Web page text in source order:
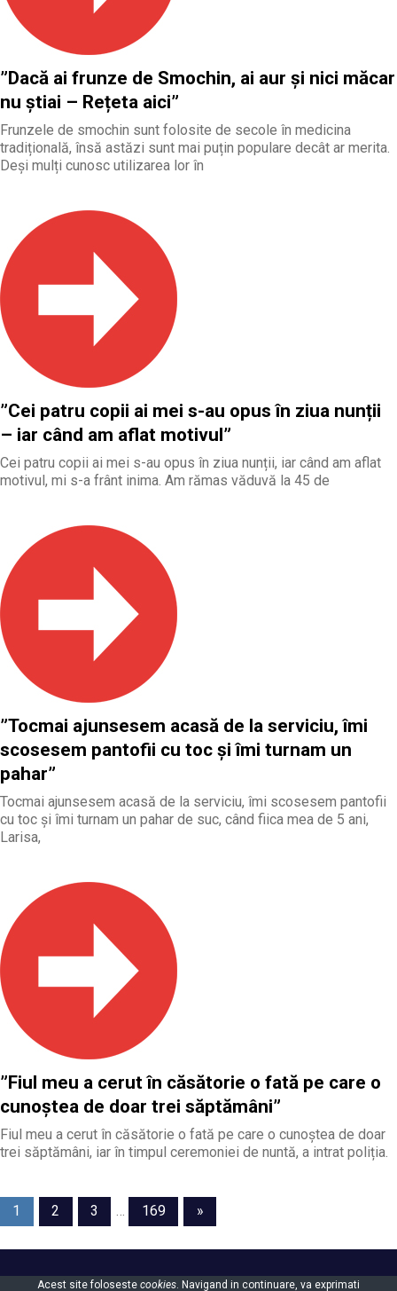
”Dacă ai frunze de Smochin, ai aur și nici măcar
nu știai – Rețeta aici”
Frunzele de smochin sunt folosite de secole în medicina
tradițională, însă astăzi sunt mai puțin populare decât ar merita.
Deși mulți cunosc utilizarea lor în
”Cei patru copii ai mei s-au opus în ziua nunții
– iar când am aflat motivul”
Cei patru copii ai mei s-au opus în ziua nunții, iar când am aflat
motivul, mi s-a frânt inima. Am rămas văduvă la 45 de
”Tocmai ajunsesem acasă de la serviciu, îmi
scosesem pantofii cu toc și îmi turnam un
pahar”
Tocmai ajunsesem acasă de la serviciu, îmi scosesem pantofii
cu toc și îmi turnam un pahar de suc, când fiica mea de 5 ani,
Larisa,
”Fiul meu a cerut în căsătorie o fată pe care o
cunoștea de doar trei săptămâni”
Fiul meu a cerut în căsătorie o fată pe care o cunoștea de doar
trei săptămâni, iar în timpul ceremoniei de nuntă, a intrat poliția.
Paginație
1 2 3 … 169
Next
Posts
»
Powered by WordPressandGridbox.
Acest site foloseste cookies. Navigand in continuare, va exprimati